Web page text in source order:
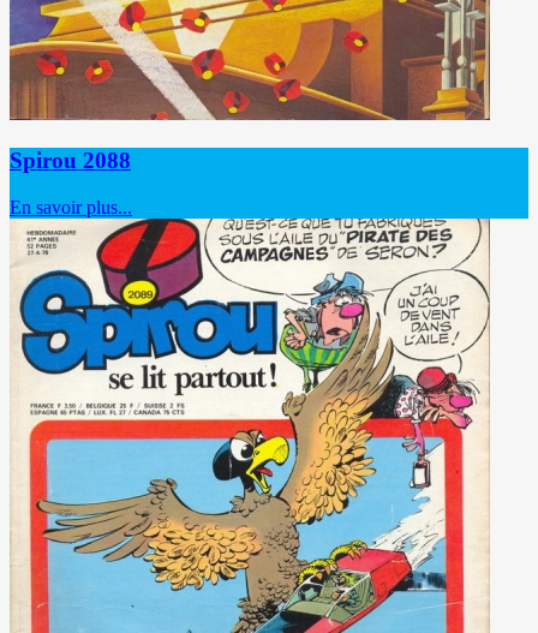
Spirou 2088
En savoir plus...